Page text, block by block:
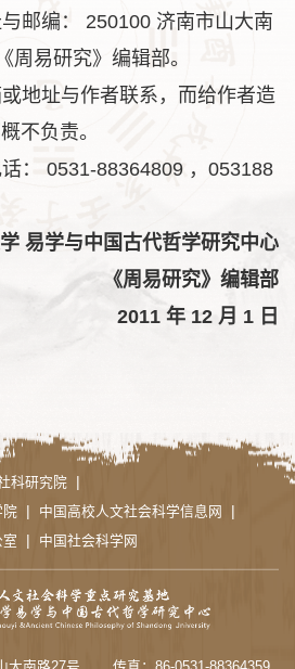
邮编： 250100 济南市山大南
周易研究》编辑部。
地址与作者联系，而给作者造
不负责。
： 0531-88364809 ，053188
易学与中国古代哲学研究中心
《周易研究》编辑部
2011 年 12 月 1 日
科研究院 |
院 | 中国高校人文社会科学信息网 |
| 中国社会科学网